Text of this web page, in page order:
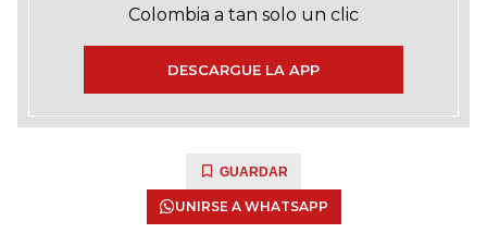
Colombia a tan solo un clic
DESCARGUE LA APP
GUARDAR
UNIRSE A WHATSAPP